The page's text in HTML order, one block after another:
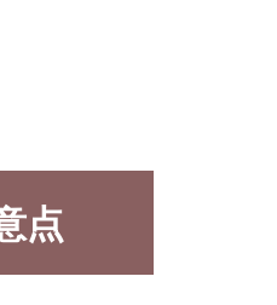
点